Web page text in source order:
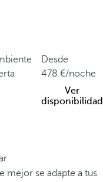
Desde
478
/noche
Ver
disponibilidad
mejor se adapte a tus